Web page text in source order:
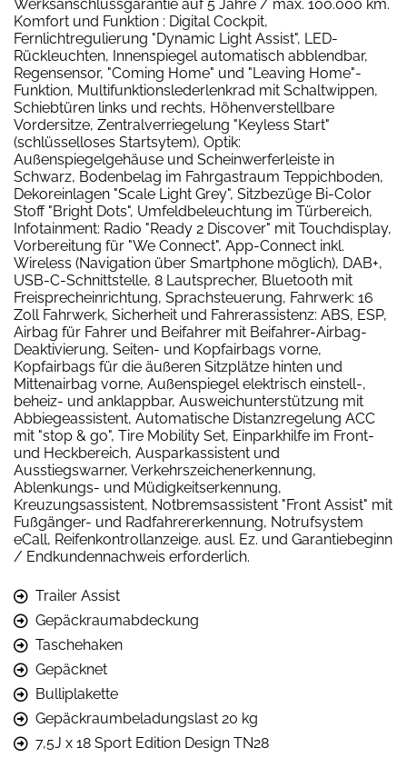
Werksanschlussgarantie auf 5 Jahre / max. 100.000 km.
Komfort und Funktion : Digital Cockpit,
Fernlichtregulierung "Dynamic Light Assist", LED-
Rückleuchten, Innenspiegel automatisch abblendbar,
Regensensor, "Coming Home" und "Leaving Home"-
Funktion, Multifunktionslederlenkrad mit Schaltwippen,
Schiebtüren links und rechts, Höhenverstellbare
Vordersitze, Zentralverriegelung "Keyless Start"
(schlüsselloses Startsytem), Optik:
Außenspiegelgehäuse und Scheinwerferleiste in
Schwarz, Bodenbelag im Fahrgastraum Teppichboden,
Dekoreinlagen "Scale Light Grey", Sitzbezüge Bi-Color
Stoff "Bright Dots", Umfeldbeleuchtung im Türbereich,
Infotainment: Radio "Ready 2 Discover" mit Touchdisplay,
Vorbereitung für "We Connect", App-Connect inkl.
Wireless (Navigation über Smartphone möglich), DAB+,
USB-C-Schnittstelle, 8 Lautsprecher, Bluetooth mit
Freisprecheinrichtung, Sprachsteuerung, Fahrwerk: 16
Zoll Fahrwerk, Sicherheit und Fahrerassistenz: ABS, ESP,
Airbag für Fahrer und Beifahrer mit Beifahrer-Airbag-
Deaktivierung, Seiten- und Kopfairbags vorne,
Kopfairbags für die äußeren Sitzplätze hinten und
Mittenairbag vorne, Außenspiegel elektrisch einstell-,
beheiz- und anklappbar, Ausweichunterstützung mit
Abbiegeassistent, Automatische Distanzregelung ACC
mit "stop & go", Tire Mobility Set, Einparkhilfe im Front-
und Heckbereich, Ausparkassistent und
Ausstiegswarner, Verkehrszeichenerkennung,
Ablenkungs- und Müdigkeitserkennung,
Kreuzungsassistent, Notbremsassistent "Front Assist" mit
Fußgänger- und Radfahrererkennung, Notrufsystem
eCall, Reifenkontrollanzeige. ausl. Ez. und Garantiebeginn
/ Endkundennachweis erforderlich.
Trailer Assist
Gepäckraumabdeckung
Taschehaken
Gepäcknet
Bulliplakette
Gepäckraumbeladungslast 20 kg
7,5J x 18 Sport Edition Design TN28